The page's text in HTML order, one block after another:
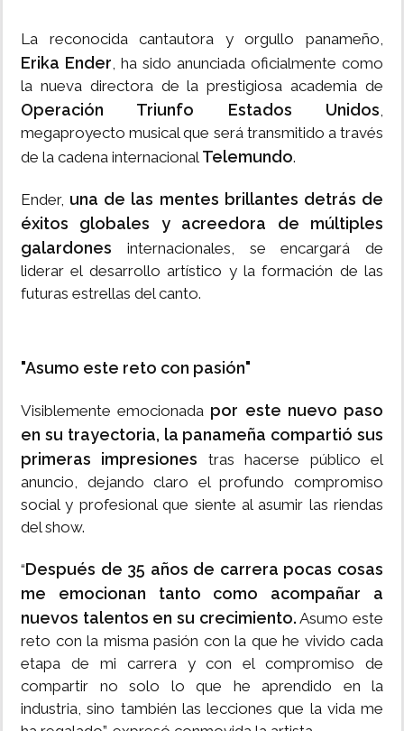
La reconocida cantautora y orgullo panameño,
Erika Ender, ha sido anunciada oficialmente como
la nueva directora de la prestigiosa academia de
Operación Triunfo Estados Unidos,
megaproyecto musical que será transmitido a través
de la cadena internacional Telemundo.
Ender, una de las mentes brillantes detrás de
éxitos globales y acreedora de múltiples
galardones internacionales, se encargará de
liderar el desarrollo artístico y la formación de las
futuras estrellas del canto.
"Asumo este reto con pasión"
Visiblemente emocionada por este nuevo paso
en su trayectoria, la panameña compartió sus
primeras impresiones tras hacerse público el
anuncio, dejando claro el profundo compromiso
social y profesional que siente al asumir las riendas
del show.
“Después de 35 años de carrera pocas cosas
me emocionan tanto como acompañar a
nuevos talentos en su crecimiento. Asumo este
reto con la misma pasión con la que he vivido cada
etapa de mi carrera y con el compromiso de
compartir no solo lo que he aprendido en la
industria, sino también las lecciones que la vida me